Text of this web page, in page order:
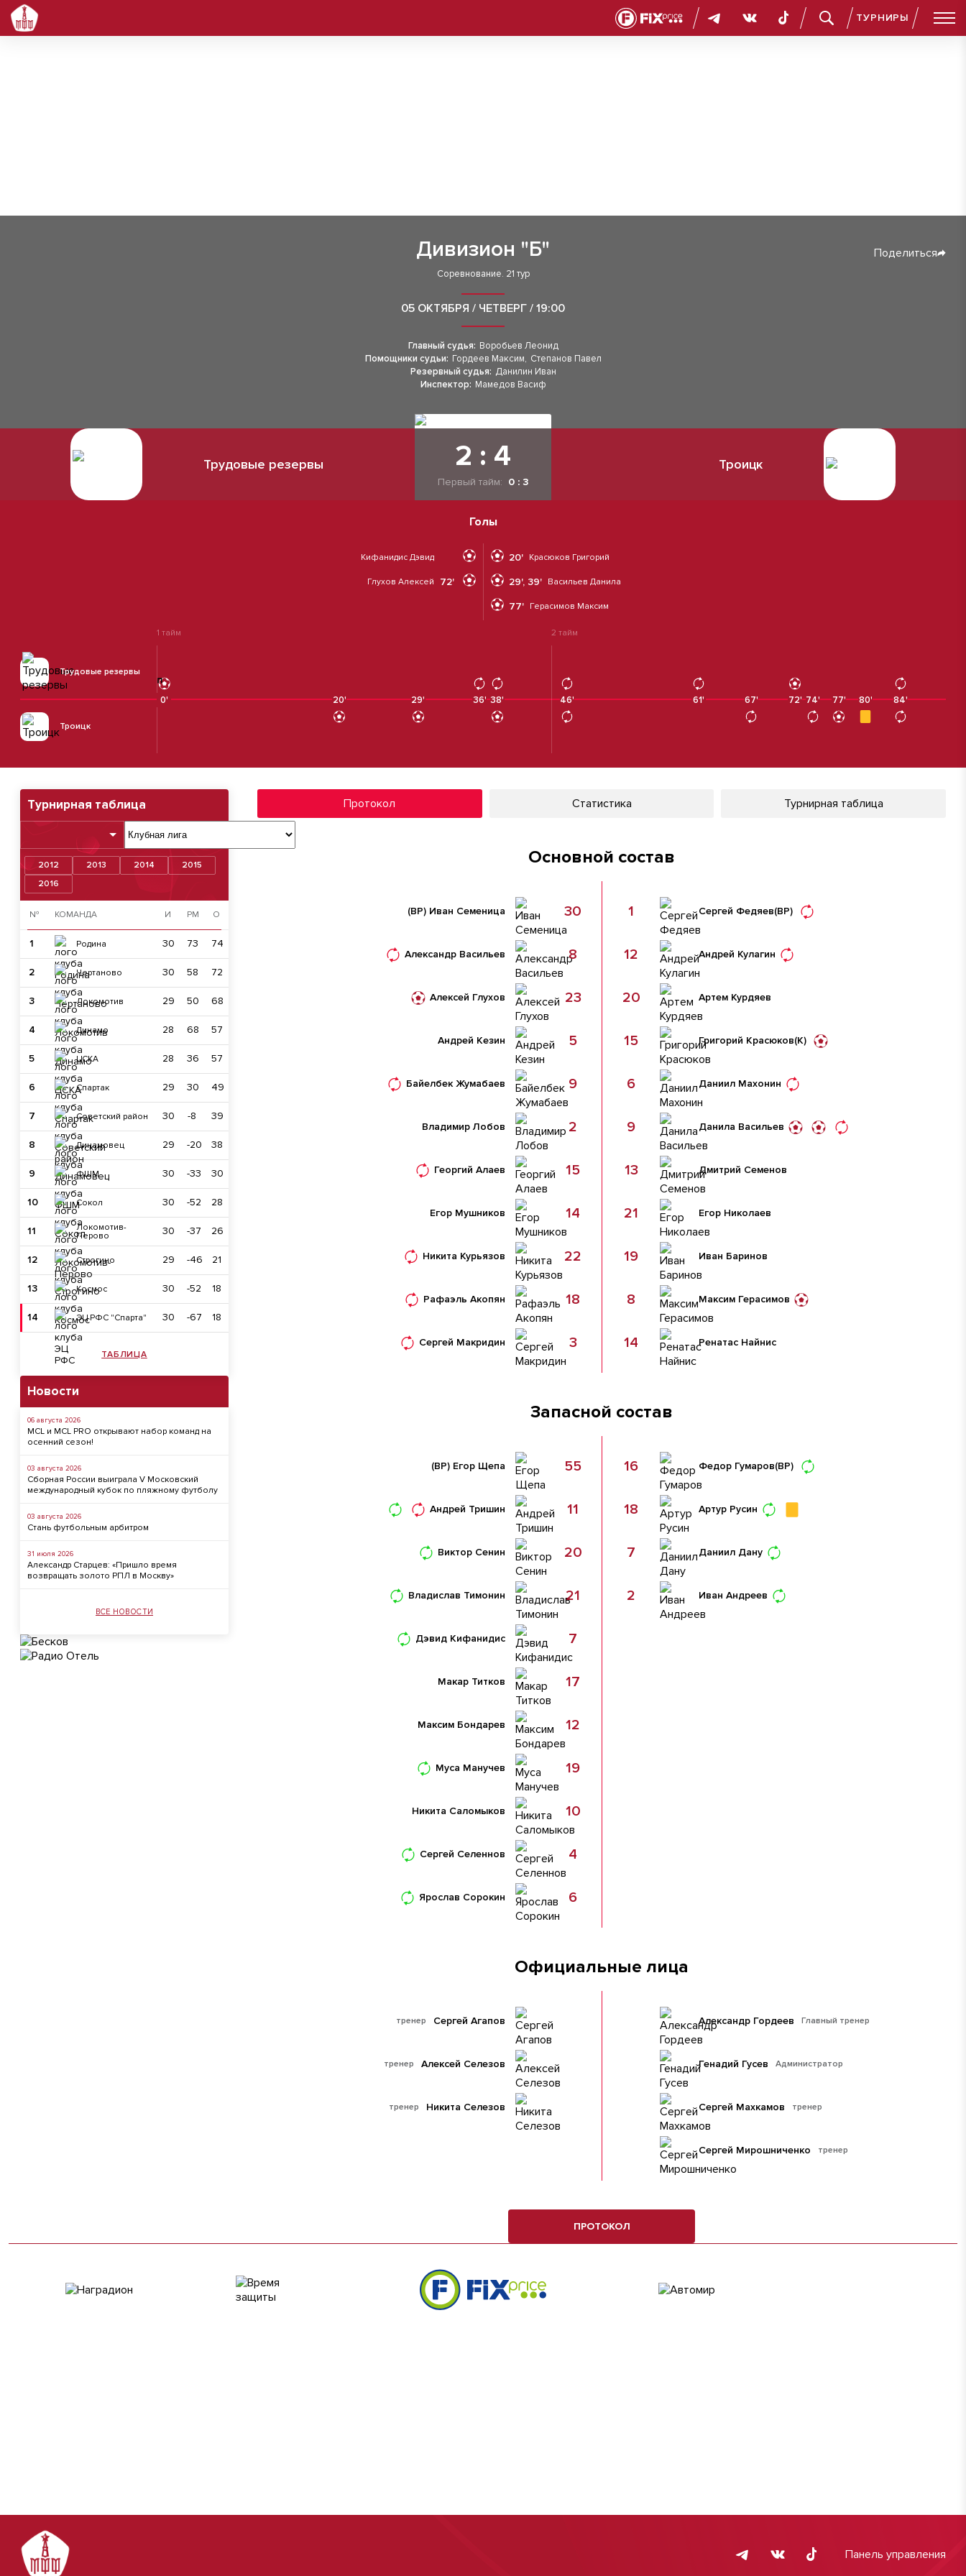
ТУРНИРЫ
Дивизион "Б" Поделиться
Соревнование. 21 тур
05 ОКТЯБРЯ / ЧЕТВЕРГ / 19:00
Главный судья: Воробьев Леонид
Помощники судьи: Гордеев Максим, Степанов Павел
Резервный судья: Данилин Иван
Инспектор: Мамедов Васиф
Трудовые резервы 2 : 4
Первый тайм: 0 : 3
Троицк
Голы
Кифанидис Дэвид
Глухов Алексей 72'
Красюков Григорий
20'
Васильев Данила
29', 39'
Герасимов Максим
77'
Трудовые резервы
1 тайм 2 тайм
0' 20' 29' 36' 38'
38' 46'
46' 61' 67' 72' 74' 77' 80' 84'
84'
Троицк
Турнирная таблица
2012 2013 2014
2015
2016
№ КОМАНДА И РМ О
1 Родина 30 73 74
2 Чертаново 30 58 72
3 Локомотив 29 50 68
4 Динамо 28 68 57
5 ЦСКА 28 36 57
6 Спартак 29 30 49
7 Советский район 30 -8 39
8 Динамовец 29 -20 38
9 ФШМ 30 -33 30
10 Сокол 30 -52 28
11
Локомотив-
Перово
30 -37 26
12 Строгино 29 -46 21
13 Космос 30 -52 18
14 ЭЦ РФС "Спарта" 30 -67 18
ТАБЛИЦА
Новости
06 августа 2026
MCL и MCL PRO открывают набор команд на
осенний сезон!
03 августа 2026
Сборная России выиграла V Московский
международный кубок по пляжному футболу
03 августа 2026
Стань футбольным арбитром
31 июля 2026
Александр Старцев: «Пришло время
возвращать золото РПЛ в Москву»
ВСЕ НОВОСТИ
Протокол Статистика Турнирная таблица
Основной состав
Иван Семеница
(ВР) 30
Александр Васильев 8
Алексей Глухов 23
Андрей Кезин 5
Байелбек Жумабаев 9
Владимир Лобов 2
Георгий Алаев 15
Егор Мушников 14
Никита Курьязов 22
Рафаэль Акопян 18
Сергей Макридин 3
Сергей Федяев(ВР)
1
Андрей Кулагин
12
Артем Курдяев
20
Григорий Красюков(К)
15
Даниил Махонин
6
Данила Васильев
9
Дмитрий Семенов
13
Егор Николаев
21
Иван Баринов
19
Максим Герасимов
8
Ренатас Найнис
14
Запасной состав
Егор Щепа
(ВР) 55
Андрей Тришин 11
Виктор Сенин 20
Владислав Тимонин 21
Дэвид Кифанидис 7
Макар Титков 17
Максим Бондарев 12
Муса Манучев 19
Никита Саломыков 10
Сергей Селеннов 4
Ярослав Сорокин 6
Федор Гумаров(ВР)
16
Артур Русин
18
Даниил Дану
7
Иван Андреев
2
Официальные лица
тренер Сергей Агапов
тренер Алексей Селезов
тренер Никита Селезов
Главный тренер
Александр Гордеев
Администратор
Генадий Гусев
тренер
Сергей Махкамов
тренер
Сергей Мирошниченко
ПРОТОКОЛ
Панель управления